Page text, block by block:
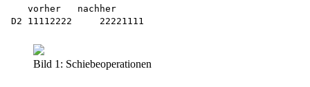
   vorher   nachher
Bild 1: Schiebeoperationen